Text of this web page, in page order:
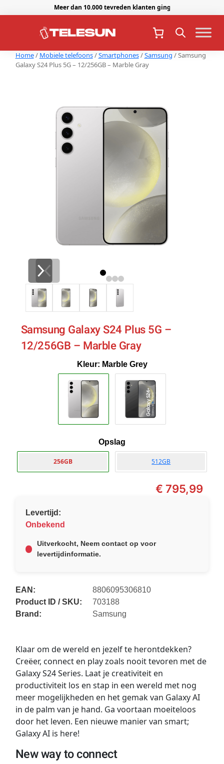
Meer dan 10.000 tevreden klanten gingen je voor.
Home/ Mobiele telefoons/Smartphones/Samsung / Samsung
Galaxy S24 Plus 5G – 12/256GB – Marble Gray
Samsung Galaxy S24 Plus 5G –
12/256GB – Marble Gray
Kleur: Marble Grey
Opslag
256GB 512GB
€ 795,99
Levertijd:
Onbekend
Uitverkocht, Neem contact op voor
levertijdinformatie.
EAN:
8806095306810
Product ID / SKU:
703188
Brand:
Samsung
Klaar om de wereld en jezelf te herontdekken?
Creëer, connect en play zoals nooit tevoren met de
Galaxy S24 Series. Laat je creativiteit en
productiviteit los en stap in een wereld met nog
meer mogelijkheden en het gemak van Galaxy AI
in de palm van je hand. Ga voortaan moeiteloos
door het leven. Een nieuwe manier van smart;
Galaxy AI is here!
New way to connect